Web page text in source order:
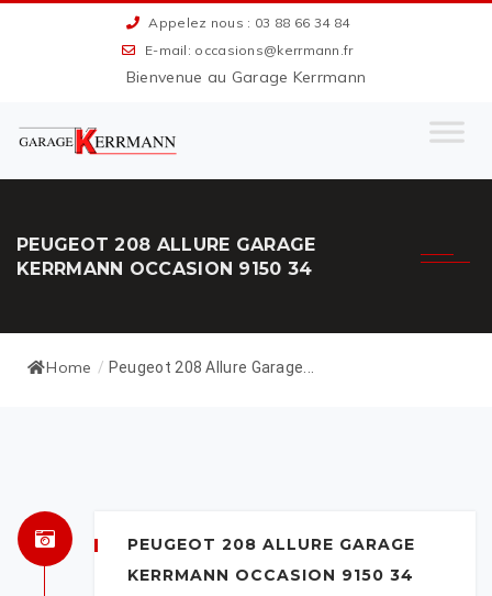
Appelez nous : 03 88 66 34 84
E-mail: occasions@kerrmann.fr
Bienvenue au Garage Kerrmann
PEUGEOT 208 ALLURE GARAGE
KERRMANN OCCASION 9150 34
Home / Peugeot 208 Allure Garage...
PEUGEOT 208 ALLURE GARAGE
KERRMANN OCCASION 9150 34